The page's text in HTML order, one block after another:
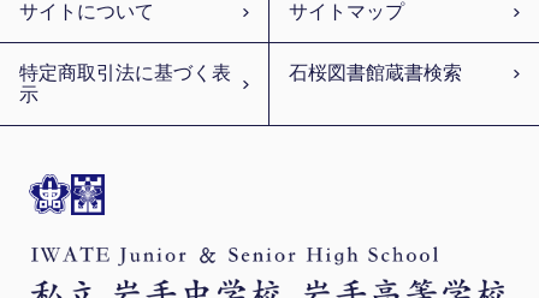
サイトについて サイトマップ
特定商取引法に基づく表
示
石桜図書館蔵書検索